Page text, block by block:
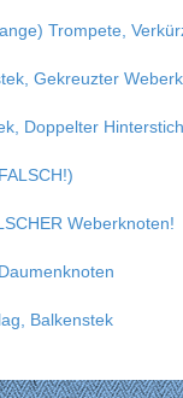
Trompete,
Gekreuzter
Doppelter
Weberknoten!
Balkenstek